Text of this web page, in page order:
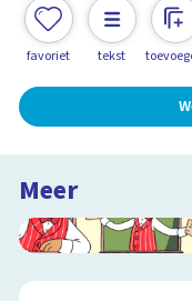
favoriet tekst
Meer